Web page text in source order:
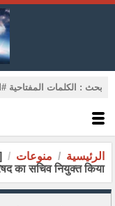
الرئيسية منوعات
का सचिव नियुक्त किया